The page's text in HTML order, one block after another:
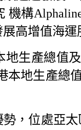
機構
高增值海
生產總值
本地生產總
，位處亞